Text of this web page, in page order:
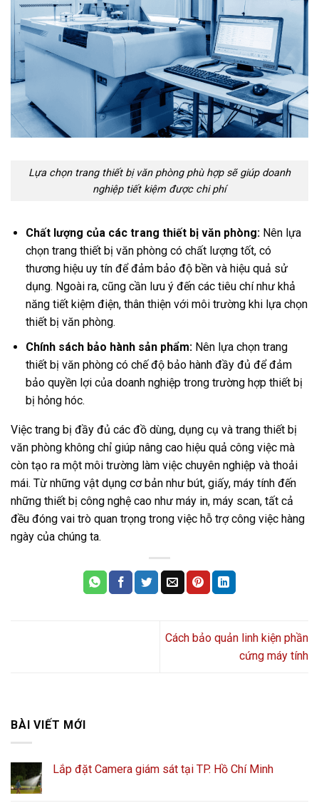
Lựa chọn trang thiết bị văn phòng phù hợp sẽ giúp doanh
nghiệp tiết kiệm được chi phí
Chất lượng của các trang thiết bị văn phòng: Nên lựa
chọn trang thiết bị văn phòng có chất lượng tốt, có
thương hiệu uy tín để đảm bảo độ bền và hiệu quả sử
dụng. Ngoài ra, cũng cần lưu ý đến các tiêu chí như khả
năng tiết kiệm điện, thân thiện với môi trường khi lựa chọn
thiết bị văn phòng.
Chính sách bảo hành sản phẩm:Nên lựa chọn trang
thiết bị văn phòng có chế độ bảo hành đầy đủ để đảm
bảo quyền lợi của doanh nghiệp trong trường hợp thiết bị
bị hỏng hóc.
Việc trang bị đầy đủ các đồ dùng, dụng cụ và trang thiết bị
văn phòng không chỉ giúp nâng cao hiệu quả công việc mà
còn tạo ra một môi trường làm việc chuyên nghiệp và thoải
mái. Từ những vật dụng cơ bản như bút, giấy, máy tính đến
những thiết bị công nghệ cao như máy in, máy scan, tất cả
đều đóng vai trò quan trọng trong việc hỗ trợ công việc hàng
ngày của chúng ta.
Cách bảo quản linh kiện phần
cứng máy tính
BÀI VIẾT MỚI
Lắp đặt Camera giám sát tại TP. Hồ Chí Minh